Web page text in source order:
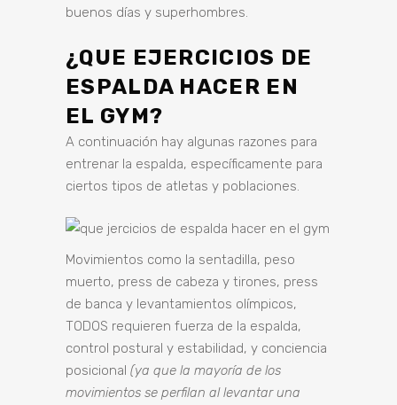
buenos días y superhombres.
¿QUE EJERCICIOS DE
ESPALDA HACER EN
EL GYM?
A continuación hay algunas razones para
entrenar la espalda, específicamente para
ciertos tipos de atletas y poblaciones.
Movimientos como la sentadilla, peso
muerto, press de cabeza y tirones, press
de banca y levantamientos olímpicos,
TODOS requieren fuerza de la espalda,
control postural y estabilidad, y conciencia
posicional (ya que la mayoría de los
movimientos se perfilan al levantar una